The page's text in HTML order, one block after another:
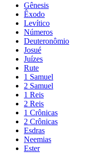
Gênesis
Êxodo
Levítico
Números
Deuteronômio
Josué
Juízes
Rute
1 Samuel
2 Samuel
1 Reis
2 Reis
1 Crônicas
2 Crônicas
Esdras
Neemias
Ester